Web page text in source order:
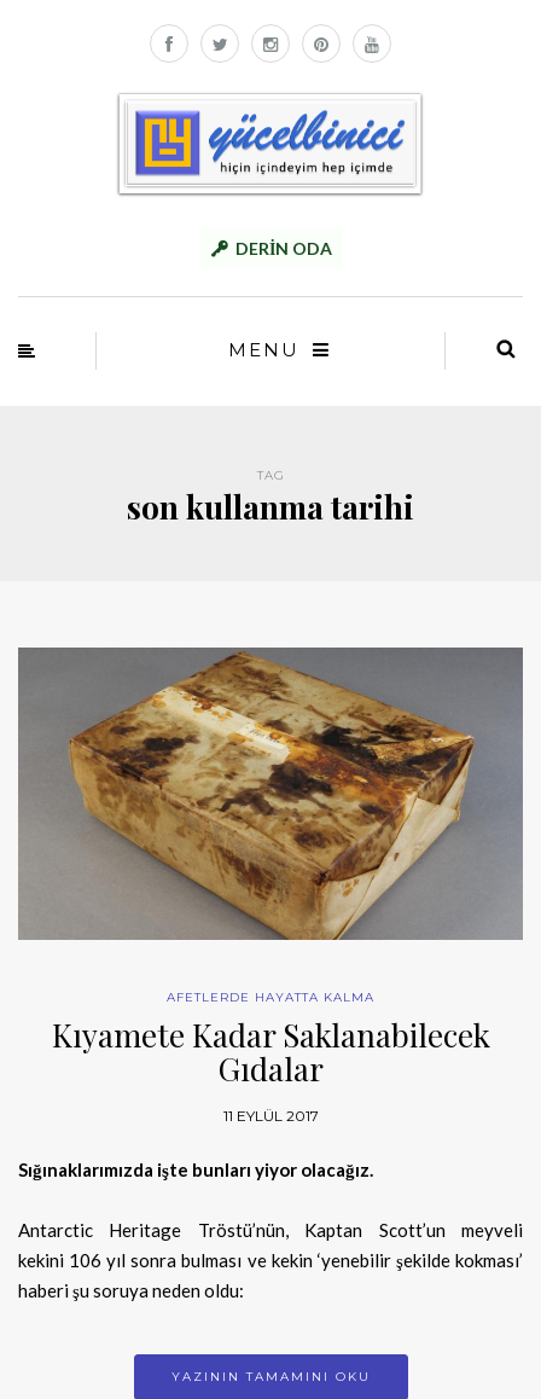
DERİN ODA
MENU
TAG
son kullanma tarihi
AFETLERDE HAYATTA KALMA
Kıyamete Kadar Saklanabilecek
Gıdalar
11 EYLÜL 2017
Sığınaklarımızda işte bunları yiyor olacağız.
Antarctic Heritage Tröstü’nün, Kaptan Scott’un meyveli
kekini 106 yıl sonra bulması ve kekin ‘yenebilir şekilde kokması’
haberi şu soruya neden oldu:
YAZININ TAMAMINI OKU